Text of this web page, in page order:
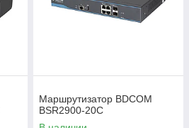
Маршрутизатор BDCOM
BSR2900-20C